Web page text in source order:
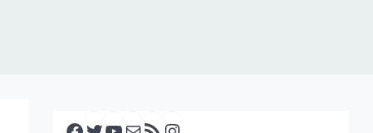
Facebook Twitter YouTube E-mail RSS feed